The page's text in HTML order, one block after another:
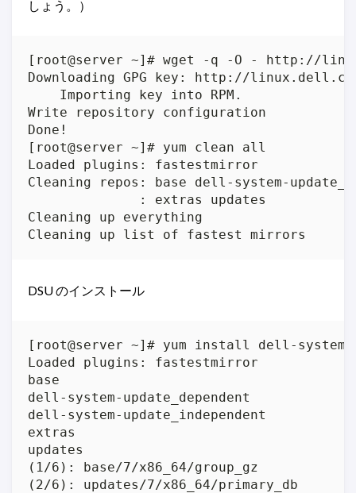
しょう。）
[root@server ~]# wget -q -O - http://
Downloading GPG key: http://
    Importing key into RPM.
Write repository configuration
Done!
[root@server ~]# yum clean all
Loaded plugins: fastestmirror
Cleaning repos: base dell-system-
              : extras updates
Cleaning up everything
Cleaning up list of fastest mirrors
DSU のインストール
[root@server ~]# yum install dell-system-
Loaded plugins: fastestmirror
base
dell-system-update_dependent
dell-system-update_independent
extras
updates
(1/6): base/7/x86_64/group_gz
(2/6): updates/7/x86_64/primary_db